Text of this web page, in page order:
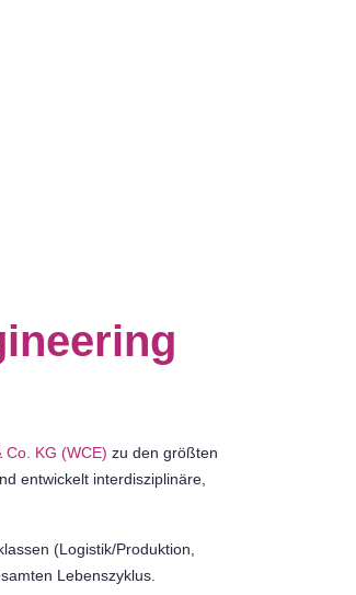
Co. KG (WCE) zu den größten
entwickelt interdisziplinäre,
(Logistik/Produktion,
Lebenszyklus.